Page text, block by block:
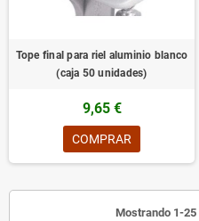
Tope final para riel aluminio blanco
(caja 50 unidades)
9,65 €
COMPRAR
Mostrando 1-